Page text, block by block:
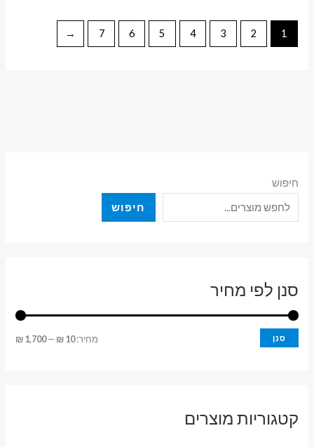
חיפוש
חיפוש
סנן לפי מחיר
ממ
סנן מחיר:10 ₪
—
1,700 ₪
קטגוריות מוצרים
1
2
3
4
5
6
7
←